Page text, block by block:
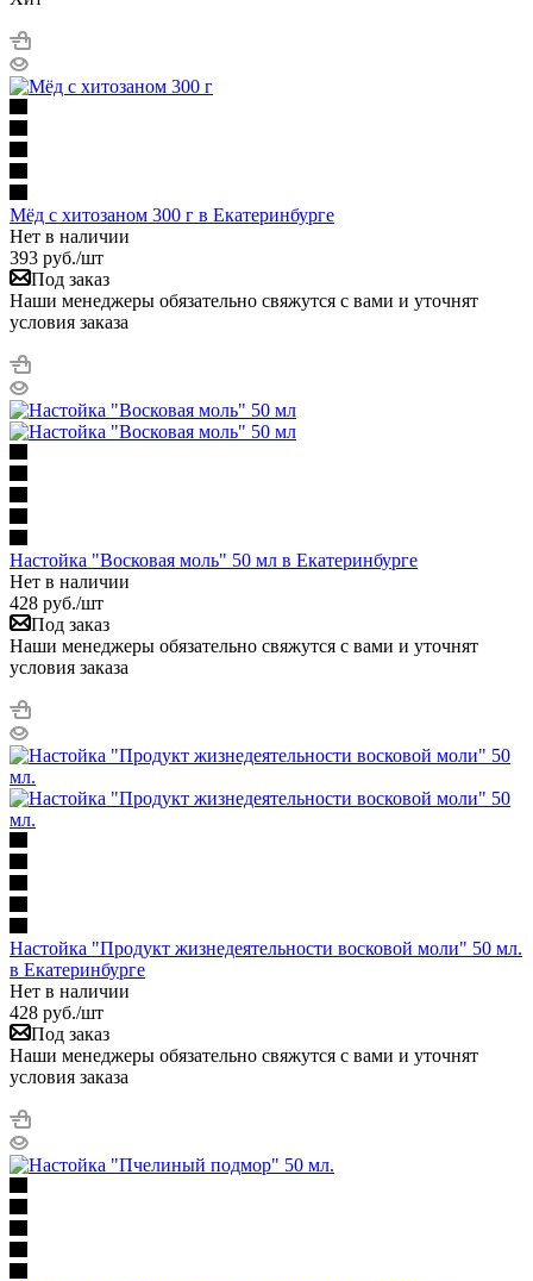
Мёд с хитозаном 300 г в Екатеринбурге
Нет в наличии
393 руб./шт
Под заказ
Наши менеджеры обязательно свяжутся с вами и уточнят
условия заказа
Настойка "Восковая моль" 50 мл в Екатеринбурге
Нет в наличии
428 руб./шт
Под заказ
Наши менеджеры обязательно свяжутся с вами и уточнят
условия заказа
Настойка "Продукт жизнедеятельности восковой моли" 50 мл.
в Екатеринбурге
Нет в наличии
428 руб./шт
Под заказ
Наши менеджеры обязательно свяжутся с вами и уточнят
условия заказа